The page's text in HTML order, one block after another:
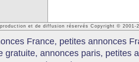
et de diffusion réservés Copyright © 2001-
France, petites annonces
gratuite, annonces paris, petites